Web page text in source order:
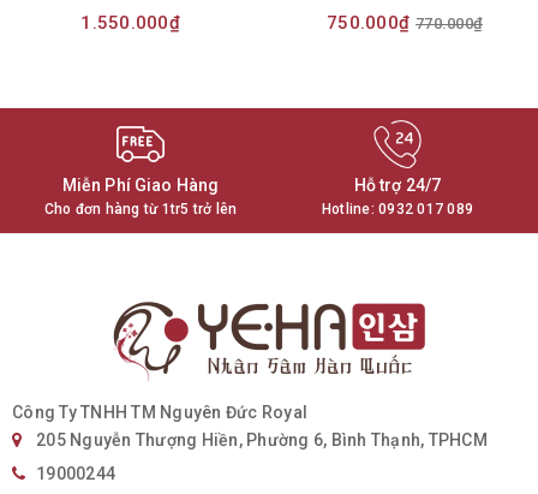
Quốc
1.550.000₫ 750.000₫ 770.000₫
Miễn Phí Giao Hàng
Cho đơn hàng từ 1tr5 trở lên
Hỗ trợ 24/7
Hotline:0932 017 089
Công Ty TNHH TM Nguyên Đức Royal
205 Nguyễn Thượng Hiền, Phường 6, Bình Thạnh, TPHCM
19000244